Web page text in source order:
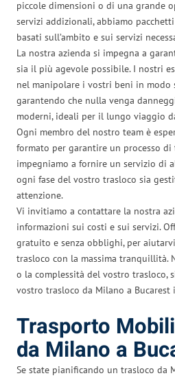
piccole dimensioni o di una grande
servizi addizionali, abbiamo
basati sull’ambito e sui servizi
La nostra azienda si impegna a
sia il più agevole possibile. I nostri
nel manipolare i vostri beni in modo
garantendo che nulla venga
moderni, ideali per il lungo viaggio
Ogni membro del nostro team è
formato per garantire un processo di
impegniamo a fornire un servizio di
ogni fase del vostro trasloco sia
attenzione.
Vi invitiamo a contattare la nostra
informazioni sui costi e sui servizi.
gratuito e senza obblighi, per
trasloco con la massima tranquillità.
o la complessità del vostro trasloco,
vostro trasloco da Milano a
Trasporto
da Milano a
Se state pianificando un trasloco da